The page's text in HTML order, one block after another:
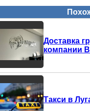
Доставка
компании
Такси в